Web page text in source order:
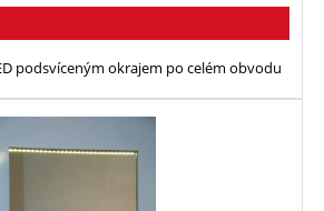
podsvíceným okrajem po celém obvodu